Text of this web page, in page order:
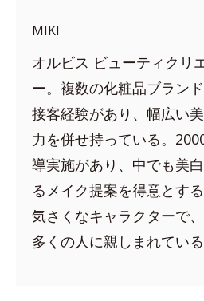
MIKI
オルビス ビューティクリ
ー。複数の化粧品ブラン
接客経験があり、幅広い
力を併せ持っている。
導実施があり、中でも美
るメイク提案を得意とす
気さくなキャラクターで
多くの人に親しまれている